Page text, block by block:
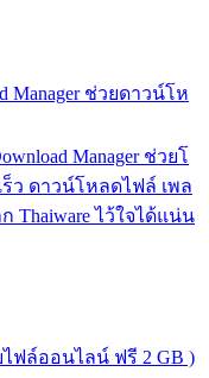
Manager ช่วยดาวน์โห
Manager ช่วยโ
ว ดาวน์โหลดไฟล์ เพล
Thaiware ไว้ใจได้แน่น
ไฟล์ออนไลน์ ฟรี 2 GB )